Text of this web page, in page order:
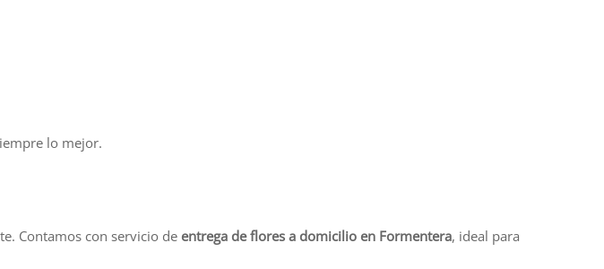
lo mejor.
Contamos con servicio de entrega de flores a domicilio en Formentera, ideal para